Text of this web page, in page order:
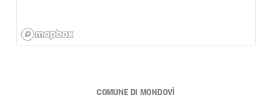
COMUNE DI MONDOVÌ